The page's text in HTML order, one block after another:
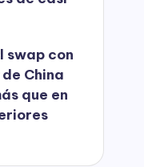
swap con
China
que en